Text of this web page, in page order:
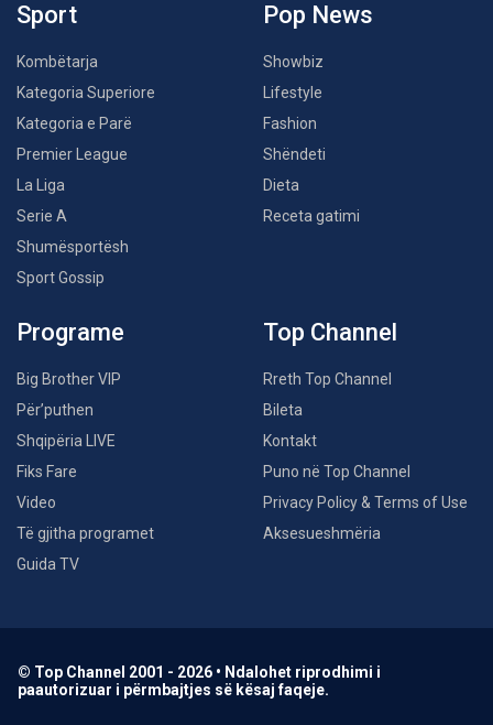
Sport
Kombëtarja
Kategoria Superiore
Kategoria e Parë
Premier League
La Liga
Serie A
Shumësportësh
Sport Gossip
Pop News
Showbiz
Lifestyle
Fashion
Shëndeti
Dieta
Receta gatimi
Programe
Big Brother VIP
Për’puthen
Shqipëria LIVE
Fiks Fare
Video
Të gjitha programet
Guida TV
Top Channel
Rreth Top Channel
Bileta
Kontakt
Puno në Top Channel
Privacy Policy & Terms of Use
Aksesueshmëria
© Top Channel 2001 - 2026 • Ndalohet riprodhimi i
paautorizuar i përmbajtjes së kësaj faqeje.